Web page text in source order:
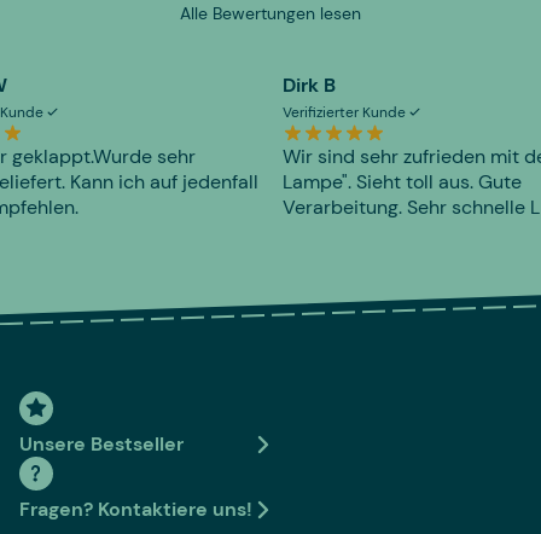
Alle Bewertungen lesen
geklappt.Wurde sehr
Kann ich auf jedenfall
Dirk B
Verifizierter Kunde
Wir sind sehr zufrieden mit
Lampe". Sieht toll aus. Gute
Verarbeitung. Sehr schnelle
Unsere Bestseller
Fragen? Kontaktiere uns!